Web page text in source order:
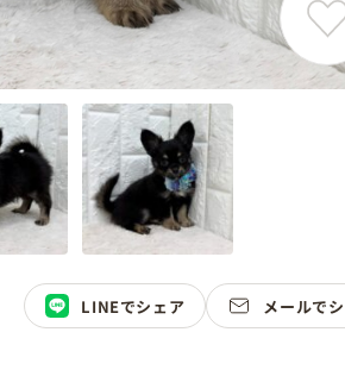
LINEでシェア メールで